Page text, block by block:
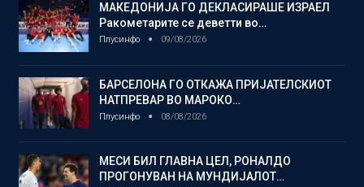
МАКЕДОНИЈА ГО ДЕКЛАСИРАШЕ ИЗРАЕЛ
Ракометарите се деветти во…
Плусинфо 09/08/2026
БАРСЕЛОНА ГО ОТКАЖА ПРИЈАТЕЛСКИОТ
НАТПРЕВАР ВО МАРОКО…
Плусинфо 08/08/2026
МЕСИ БИЛ ГЛАВНА ЦЕЛ, РОНАЛДО
ПРОГОНУВАН НА МУНДИЈАЛОТ…